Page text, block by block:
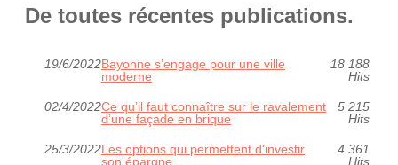
De toutes récentes publications.
19/6/2022Bayonne s’engage pour une ville
moderne
18 188
Hits
02/4/2022Ce qu’il faut connaître sur le ravalement
d’une façade en brique
5 215
Hits
25/3/2022Les options qui permettent d'investir
son épargne
4 361
Hits